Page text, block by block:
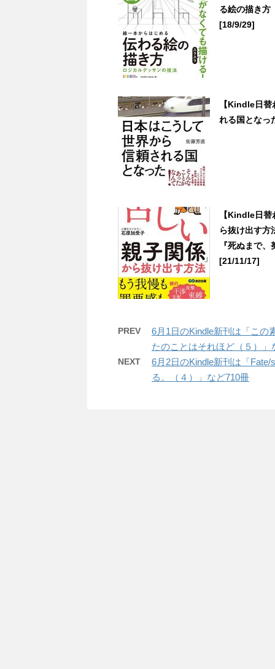
る絵の描き
[18/9/29]
【Kindle日
れる国となっ
【Kindle日
ら抜け出す
『死ぬまで
[21/11/17]
PREV
6月1日のKindle新刊は「こ
たのことはそれほど（５）」
NEXT
6月2日のKindle新刊は「
る。（４）」など710冊